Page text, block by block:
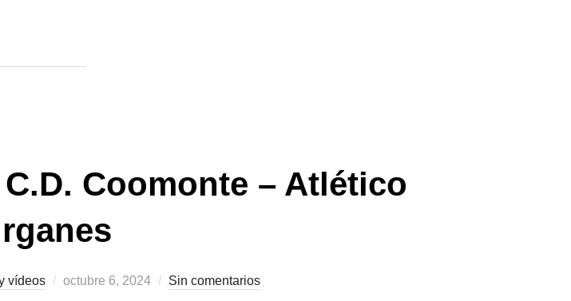
Coomonte – Atlético
vídeos
Publicado
octubre 6, 2024 Sin comentarios